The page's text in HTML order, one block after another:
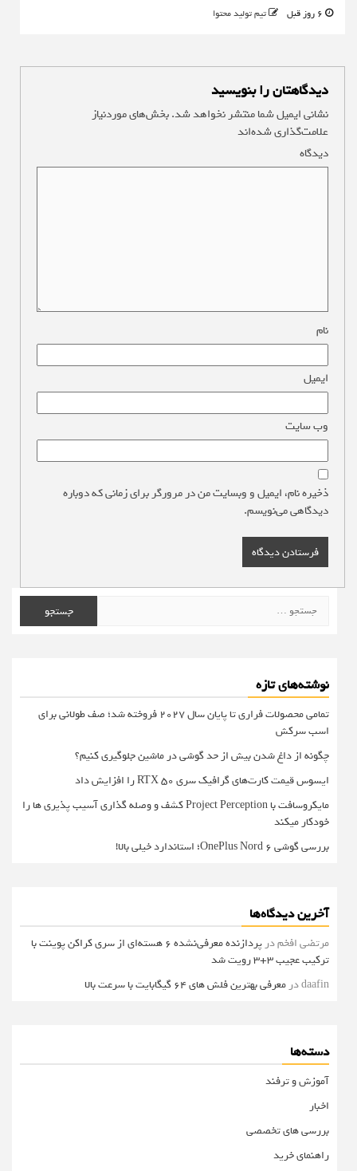
تیم تولید محتوا
دیدگاهتان را بنویسید
نشانی ایمیل شما منتشر نخواهد شد.بخش‌های موردنیاز
علامت‌گذاری شده‌اند
دیدگاه
نام
ایمیل
وب‌ سایت
ذخیره نام، ایمیل و وبسایت من در مرورگر برای زمانی که دوباره
دیدگاهی می‌نویسم.
برای:
نوشته‌های تازه
تمامی محصولات فراری تا پایان سال ۲۰۲۷ فروخته شد؛ صف طولانی برای
اسب سرکش
چگونه از داغ شدن بیش از حد گوشی در ماشین جلوگیری کنیم؟
ایسوس قیمت کارت‌های گرافیک سری RTX 50 را افزایش داد
مایکروسافت با Project Perception کشف و وصله گذاری آسیب پذیری ها را
خودکار میکند
بررسی گوشی OnePlus Nord 6؛ استاندارد خیلی بالا!
آخرین دیدگاه‌ها
مرتضی افخمدر
پردازنده معرفی‌نشده 6 هسته‌ای از سری کراکن پوینت با
ترکیب عجیب 3+3 رویت شد
daafinدرمعرفی بهترین فلش های 64 گیگابایت با سرعت بالا
دسته‌ها
آموزش و ترفند
اخبار
بررسی های تخصصی
راهنمای خرید